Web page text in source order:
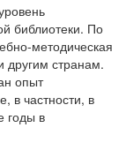
библиотеки. По
методическая
другим странам.
опыт
в частности, в
годы в